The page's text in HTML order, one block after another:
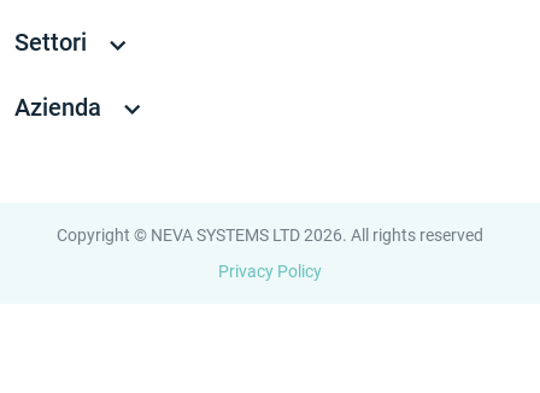
Settori
Azienda
Copyright © NEVA SYSTEMS LTD 2026. All rights reserved
Privacy Policy